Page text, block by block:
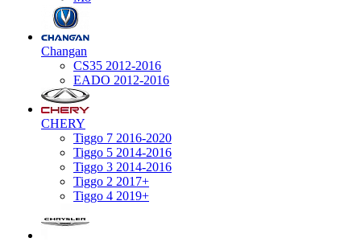
Changan
CS35 2012-2016
EADO 2012-2016
CHERY
Tiggo 7 2016-2020
Tiggo 5 2014-2016
Tiggo 3 2014-2016
Tiggo 2 2017+
Tiggo 4 2019+